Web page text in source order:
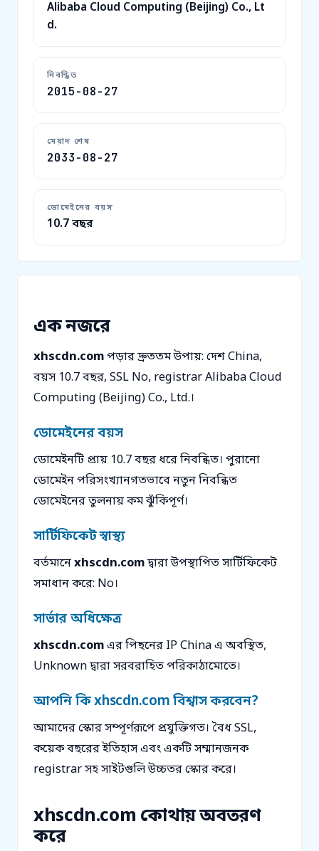
Alibaba Cloud Computing (Beijing) Co., Lt
d.
নিবন্ধিত
2015-08-27
মেয়াদ শেষ
2033-08-27
ডোমেইনের বয়স
10.7 বছর
এক নজরে
xhscdn.comপড়ার দ্রুততম উপায়: দেশ China,
বয়স 10.7 বছর, SSL No, registrar Alibaba Cloud
Computing (Beijing) Co., Ltd.।
ডোমেইনের বয়স
ডোমেইনটি প্রায় 10.7 বছর ধরে নিবন্ধিত। পুরানো
ডোমেইন পরিসংখ্যানগতভাবে নতুন নিবন্ধিত
ডোমেইনের তুলনায় কম ঝুঁকিপূর্ণ।
সার্টিফিকেট স্বাস্থ্য
বর্তমানেxhscdn.comদ্বারা উপস্থাপিত সার্টিফিকেট
সমাধান করে: No।
সার্ভার অধিক্ষেত্র
xhscdn.comএর পিছনের IP China এ অবস্থিত,
Unknown দ্বারা সরবরাহিত পরিকাঠামোতে।
আপনি কি xhscdn.com বিশ্বাস করবেন?
আমাদের স্কোর সম্পূর্ণরূপে প্রযুক্তিগত। বৈধ SSL,
কয়েক বছরের ইতিহাস এবং একটি সম্মানজনক
registrar সহ সাইটগুলি উচ্চতর স্কোর করে।
xhscdn.com কোথায় অবতরণ
করে